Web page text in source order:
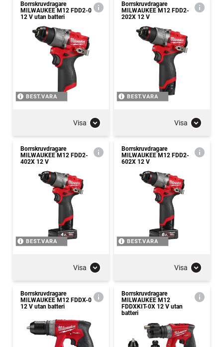
Borrskruvdragare
MILWAUKEE M12 FDD2-0
12 V utan batteri
BEST.VARA
Visa
Borrskruvdragare
MILWAUKEE M12 FDD2-
202X 12 V
BEST.VARA
Visa
Borrskruvdragare
MILWAUKEE M12 FDD2-
402X 12 V
BEST.VARA
Visa
Borrskruvdragare
MILWAUKEE M12 FDD2-
602X 12 V
BEST.VARA
Visa
Borrskruvdragare
MILWAUKEE M12 FDDX-0
12 V utan batteri
Borrskruvdragare
MILWAUKEE M12
FDDXKIT-0X 12 V utan
batteri